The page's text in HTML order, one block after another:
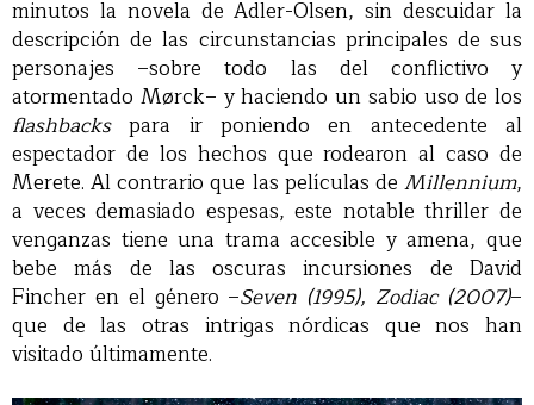
minutos la novela de Adler-Olsen, sin descuidar la
descripción de las circunstancias principales de sus
personajes –sobre todo las del conflictivo y
atormentado Mørck– y haciendo un sabio uso de los
flashbackspara ir poniendo en antecedente al
espectador de los hechos que rodearon al caso de
Merete. Al contrario que las películas de Millennium,
a veces demasiado espesas, este notable thriller de
venganzas tiene una trama accesible y amena, que
bebe más de las oscuras incursiones de David
Fincher en el género –Seven (1995), Zodiac (2007)–
que de las otras intrigas nórdicas que nos han
visitado últimamente.